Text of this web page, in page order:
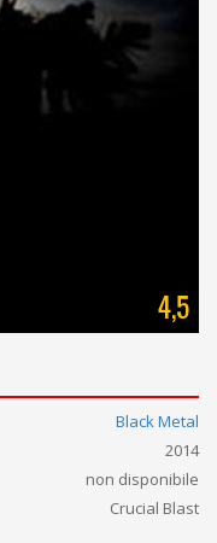
4,5
Black Metal
2014
non disponibile
Crucial Blast